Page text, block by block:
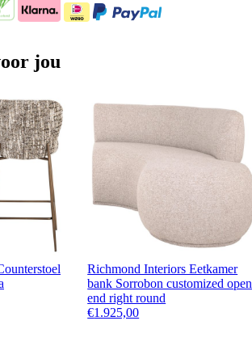
jou
Richmond Interiors Eetkamer
bank Sorrobon customized open
end right round
€1.925,00